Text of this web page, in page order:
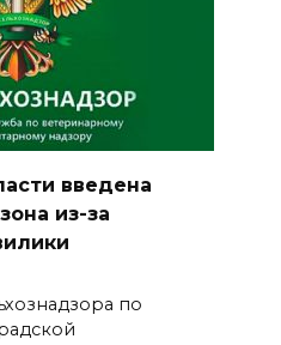
введена
из-за
по